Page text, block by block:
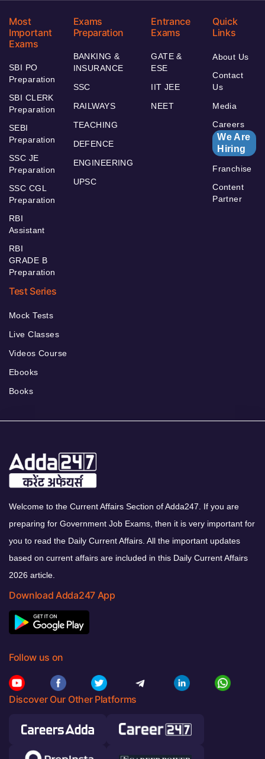
Most
Important
Exams
SBI PO
Preparation
SBI CLERK
Preparation
SEBI
Preparation
SSC JE
Preparation
SSC CGL
Preparation
RBI
Assistant
RBI
GRADE B
Preparation
Exams
Preparation
BANKING &
INSURANCE
SSC
RAILWAYS
TEACHING
DEFENCE
ENGINEERING
UPSC
Entrance
Exams
GATE &
ESE
IIT JEE
NEET
Quick
Links
About Us
Contact
Us
Media
Careers
We Are
Hiring
Franchise
Content
Partner
Test Series
Mock Tests
Live Classes
Videos Course
Ebooks
Books
Welcome to the Current Affairs Section of Adda247. If you are
preparing for Government Job Exams, then it is very important for
you to read the Daily Current Affairs. All the important updates
based on current affairs are included in this Daily Current Affairs
2026 article.
Download Adda247 App
Follow us on
Discover Our Other Platforms